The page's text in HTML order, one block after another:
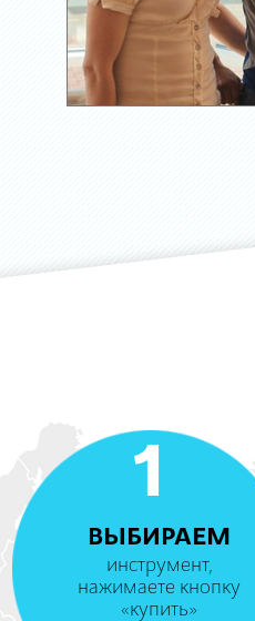
1
ВЫБИРАЕМ
инструмент,
нажимаете кнопку
«купить»